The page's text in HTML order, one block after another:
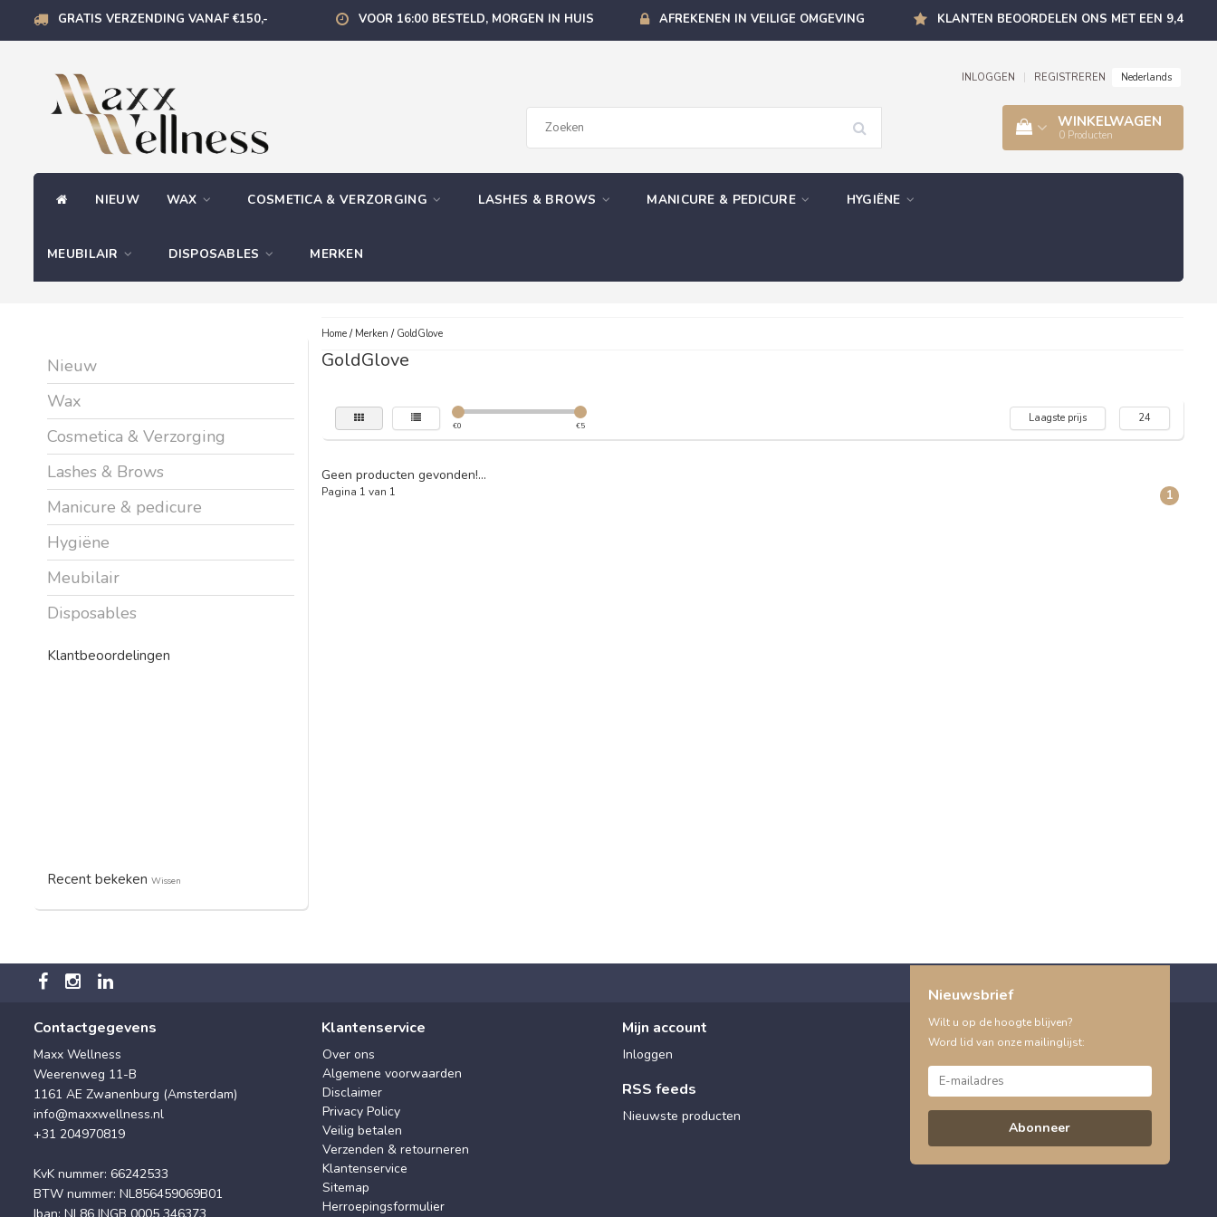
GRATIS VERZENDING VANAF €150,- VOOR 16:00 BESTELD, MORGEN IN HUIS AFREKENEN IN VEILIGE OMGEVING KLANTEN BEOORDELEN ONS MET EEN 9,4
INLOGGEN REGISTREREN Nederlands
WINKELWAGEN
0 Producten
NIEUW WAX COSMETICA & VERZORGING LASHES & BROWS MANICURE & PEDICURE HYGIËNE
MEUBILAIR DISPOSABLES MERKEN
Nieuw
Wax
Cosmetica & Verzorging
Lashes & Brows
Manicure & pedicure
Hygiëne
Meubilair
Disposables
Klantbeoordelingen
Recent bekeken Wissen
Home/ Merken / GoldGlove
GoldGlove
€0 €5
Laagste prijs 24
Geen producten gevonden!...
Pagina 1 van 1 1
Contactgegevens
Maxx Wellness
Weerenweg 11-B
1161 AE Zwanenburg (Amsterdam)
info@maxxwellness.nl
+31 204970819
KvK nummer: 66242533
BTW nummer: NL856459069B01
Iban: NL86 INGB 0005 346373
Klantenservice
Over ons
Algemene voorwaarden
Disclaimer
Privacy Policy
Veilig betalen
Verzenden & retourneren
Klantenservice
Sitemap
Herroepingsformulier
Mijn account
Inloggen
RSS feeds
Nieuwste producten
Nieuwsbrief
Wilt u op de hoogte blijven?
Word lid van onze mailinglijst:
Abonneer